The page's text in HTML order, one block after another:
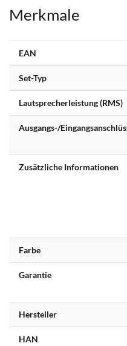
Merkmale
EAN
Set-Typ
Lautsprecherleistung (RMS)
Ausgangs-/
Zusätzliche Informationen
Farbe
Garantie
Hersteller
HAN